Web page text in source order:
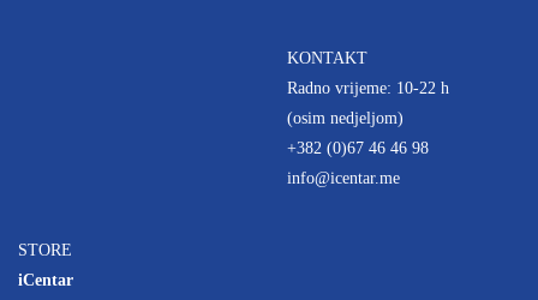
KONTAKT
Radno vrijeme: 10-22 h
(osim nedjeljom)
+382 (0)67 46 46 98
info@icentar.me
STORE
iCentar